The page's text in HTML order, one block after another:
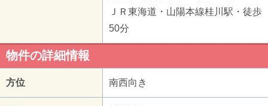
ＪＲ東海道・山陽本線桂川駅・徒歩
50分
物件の詳細情報
方位 南西向き